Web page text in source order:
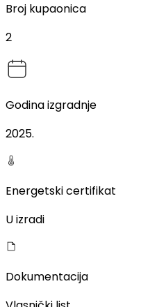
Broj kupaonica
2
Godina izgradnje
2025.
Energetski certifikat
U izradi
Dokumentacija